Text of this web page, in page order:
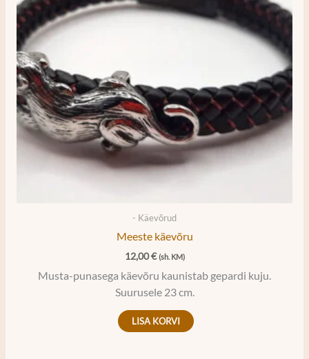
- Käevõrud
Meeste käevõru
12,00€ (sh. KM)
Musta-punasega käevõru kaunistab gepardi kuju.
Suurusele 23 cm.
LISA KORVI